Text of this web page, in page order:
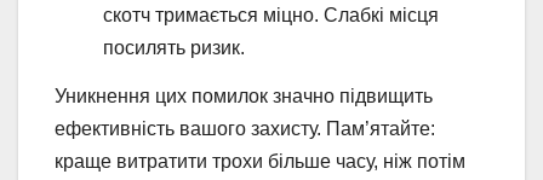
скотч тримається міцно. Слабкі місця
посилять ризик.
Уникнення цих помилок значно підвищить
ефективність вашого захисту. Пам’ятайте:
краще витратити трохи більше часу, ніж потім